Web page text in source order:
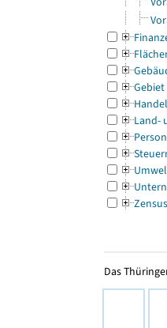
Gebiet
Land-
Zensus
Das